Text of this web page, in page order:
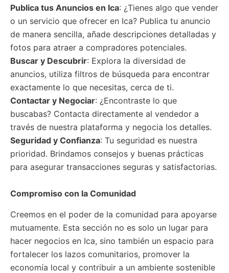
Publica tus Anuncios en Ica: ¿Tienes algo que vender
o un servicio que ofrecer en Ica? Publica tu anuncio
de manera sencilla, añade descripciones detalladas y
fotos para atraer a compradores potenciales.
Buscar y Descubrir: Explora la diversidad de
anuncios, utiliza filtros de búsqueda para encontrar
exactamente lo que necesitas, cerca de ti.
Contactar y Negociar: ¿Encontraste lo que
buscabas? Contacta directamente al vendedor a
través de nuestra plataforma y negocia los detalles.
Seguridad y Confianza: Tu seguridad es nuestra
prioridad. Brindamos consejos y buenas prácticas
para asegurar transacciones seguras y satisfactorias.
Compromiso con la Comunidad
Creemos en el poder de la comunidad para apoyarse
mutuamente. Esta sección no es solo un lugar para
hacer negocios en Ica, sino también un espacio para
fortalecer los lazos comunitarios, promover la
economía local y contribuir a un ambiente sostenible